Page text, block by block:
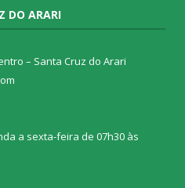
DO ARARI
– Santa Cruz do Arari
a sexta-feira de 07h30 às